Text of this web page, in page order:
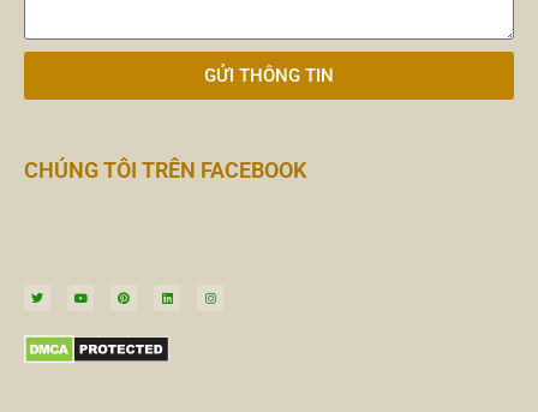
GỬI THÔNG TIN
CHÚNG TÔI TRÊN FACEBOOK